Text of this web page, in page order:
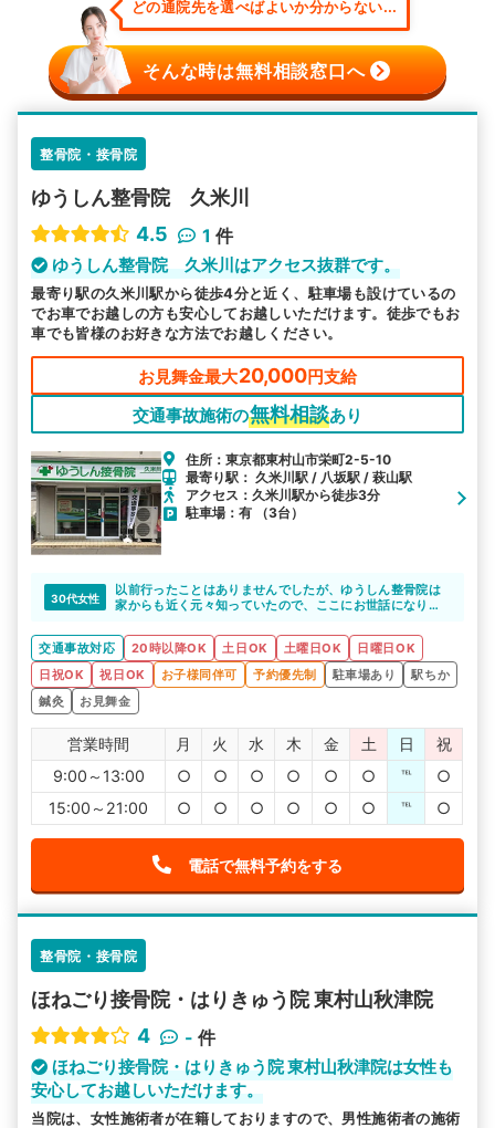
どの通院先を選べばよいか分からない...
そんな時は無料相談窓口へ
整骨院・接骨院
ゆうしん整骨院 久米川
4.5
1 件
ゆうしん整骨院 久米川はアクセス抜群です。
最寄り駅の久米川駅から徒歩4分と近く、駐車場も設けているの
でお車でお越しの方も安心してお越しいただけます。徒歩でもお
車でも皆様のお好きな方法でお越しください。
お見舞金最大20,000円支給
交通事故施術の無料相談あり
住所：東京都東村山市栄町2-5-10
最寄り駅： 久米川駅 / 八坂駅 / 萩山駅
アクセス：久米川駅から徒歩3分
駐車場：有 （3台）
30代女性
以前行ったことはありませんでしたが、ゆうしん整骨院は
家からも近く元々知っていたので、ここにお世話になりま
事故のむちうちをほおっておくと後遺症が残ることもある
らしく、きちんと通っておいて良かったと思います。
交通事故対応 20時以降OK 土日OK 土曜日OK
日曜日OK
日祝OK
祝日OK お子様同伴可 予約優先制 駐車場あり
駅ちか
鍼灸
お見舞金
営業時間 月 火 水 木 金 土 日
祝
9:00～13:00
○ ○ ○ ○ ○ ○ ℡
○
15:00～21:00
○ ○ ○ ○ ○ ○ ℡ ○
電話で無料予約をする
整骨院・接骨院
ほねごり接骨院・はりきゅう院 東村山秋津院
4
- 件
ほねごり接骨院・はりきゅう院 東村山秋津院は女性も
安心してお越しいただけます。
当院は、女性施術者が在籍しておりますので、男性施術者の施術